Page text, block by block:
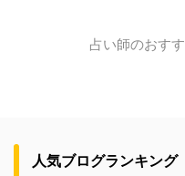
占い師のおす
人気ブログランキング